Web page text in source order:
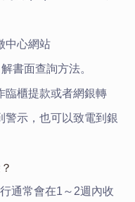
中心網站
書面查詢方法。
臨櫃提款或者網銀轉
警示，也可以致電到銀
通常會在1～2週內收